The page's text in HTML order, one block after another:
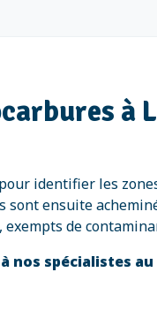
à
identifier les
sont ensuite
de
nos spécialistes au